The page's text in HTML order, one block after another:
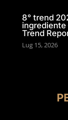
8° trend
Trend
Lug 15, 2026